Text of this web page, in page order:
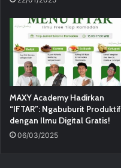
MAXY Academy Hadirkan
“IFTAR”: Ngabuburit Produktif
dengan Ilmu Digital Gratis!
06/03/2025